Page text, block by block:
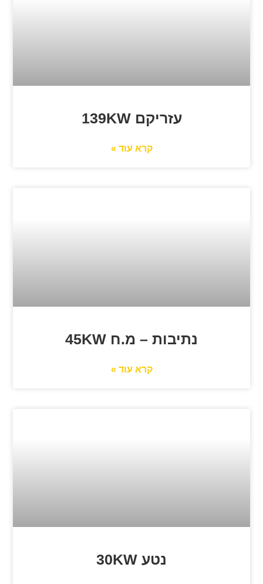
עזריקם 139KW
קרא עוד »
נתיבות – מ.ח 45KW
קרא עוד »
נטע 30KW